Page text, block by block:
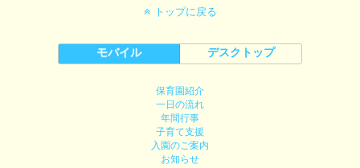
トップに戻る
モバイル デスクトップ
保育園紹介
一日の流れ
年間行事
子育て支援
入園のご案内
お知らせ